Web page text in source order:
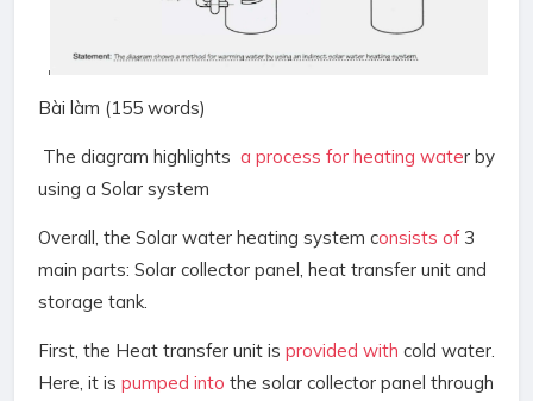
Bài làm (155 words)
The diagram highlights a process for heating water by
using a Solar system
Overall, the Solar water heating system consists of3
main parts: Solar collector panel, heat transfer unit and
storage tank.
First, the Heat transfer unit is provided with cold water.
Here, it is pumped into the solar collector panel through